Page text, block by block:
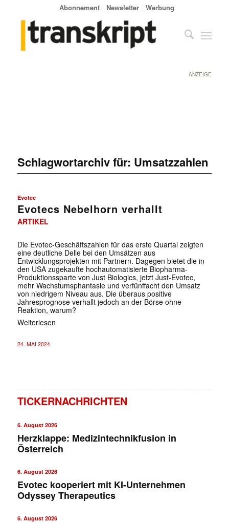
Abonnement Newsletter Werbung
ANZEIGE
Schlagwortarchiv für: Umsatzzahlen
Evotec
Evotecs Nebelhorn verhallt
ARTIKEL
Die Evotec-Geschäftszahlen für das erste Quartal zeigten
eine deutliche Delle bei den Umsätzen aus
Entwicklungsprojekten mit Partnern. Dagegen bietet die in
den USA zugekaufte hochautomatisierte Biopharma-
Produktionssparte von Just Biologics, jetzt Just-Evotec,
mehr Wachstumsphantasie und verfünffacht den Umsatz
von niedrigem Niveau aus. Die überaus positive
Jahresprognose verhallt jedoch an der Börse ohne
Reaktion, warum?
Weiterlesen
24. MAI 2024
TICKERNACHRICHTEN
6. August 2026
Herzklappe: Medizintechnikfusion in
Österreich
6. August 2026
Evotec kooperiert mit KI-Unternehmen
Odyssey Therapeutics
6. August 2026